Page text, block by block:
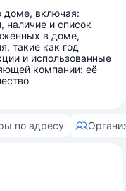
доме, включая:
наличие и список
в доме,
такие как год
и использованные
компании: её
по адресу